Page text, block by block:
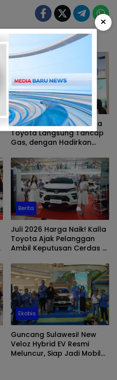
Berita
Pecah Rekor di Juni! Kalla
Toyota Langsung Tancap
Gas, dengan Hadirkan
Berita
Juli 2026 Harga Naik! Kalla
Toyota Ajak Pelanggan
Ambil Keputusan Cerdas di
Ekobis
Guncang Sulawesi! New
Veloz Hybrid EV Resmi
Meluncur, Siap Jadi Mobil
×